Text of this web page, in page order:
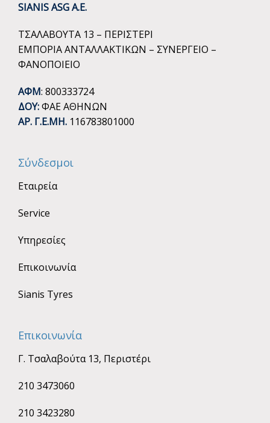
SIANIS ASG A.E.
ΤΣΑΛΑΒΟΥΤΑ 13 – ΠΕΡΙΣΤΕΡΙ
ΕΜΠΟΡΙΑ ΑΝΤΑΛΛΑΚΤΙΚΩΝ – ΣΥΝΕΡΓΕΙΟ –
ΦΑΝΟΠΟΙΕΙΟ
ΑΦΜ: 800333724
ΔΟΥ:ΦΑΕ ΑΘΗΝΩΝ
ΑΡ. Γ.Ε.ΜΗ. 116783801000
Σύνδεσμοι
Εταιρεία
Service
Υπηρεσίες
Επικοινωνία
Sianis Tyres
Επικοινωνία
Γ. Τσαλαβούτα 13, Περιστέρι
210 3473060
210 3423280